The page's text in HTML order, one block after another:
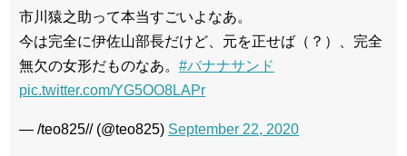
市川猿之助って本当すごいよなあ。
今は完全に伊佐山部長だけど、元を正せば（？）、完全
無欠の女形だものなあ。 #バナナサンド
pic.twitter.com/YG5OO8LAPr
— /teo825// (@teo825) September 22, 2020